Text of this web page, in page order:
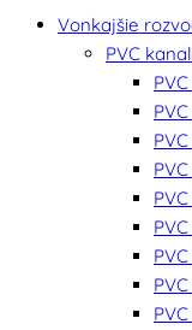
Vonkajšie
PVC